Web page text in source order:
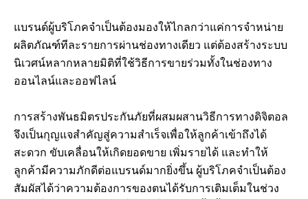
แบรนด์ผู้บริโภคจำเป็นต้องมองให้ไกลกว่าแค่การจำหน่าย
ผลิตภัณฑ์ทีละรายการผ่านช่องทางเดียว แต่ต้องสร้างระบบ
นิเวศน์หลากหลายมิติที่ใช้วิธีการขายร่วมทั้งในช่องทาง
ออนไลน์และออฟไลน์
การสร้างพันธมิตรประกันภัยที่ผสมผสานวิธีการทางดิจิตอล
จึงเป็นกุญแจสำคัญสู่ความสำเร็จเพื่อให้ลูกค้าเข้าถึงได้
สะดวก ขับเคลื่อนให้เกิดยอดขาย เพิ่มรายได้ และทำให้
ลูกค้ามีความภักดีต่อแบรนด์มากยิ่งขึ้น ผู้บริโภคจำเป็นต้อง
สัมผัสได้ว่าความต้องการของตนได้รับการเติมเต็มในช่วง